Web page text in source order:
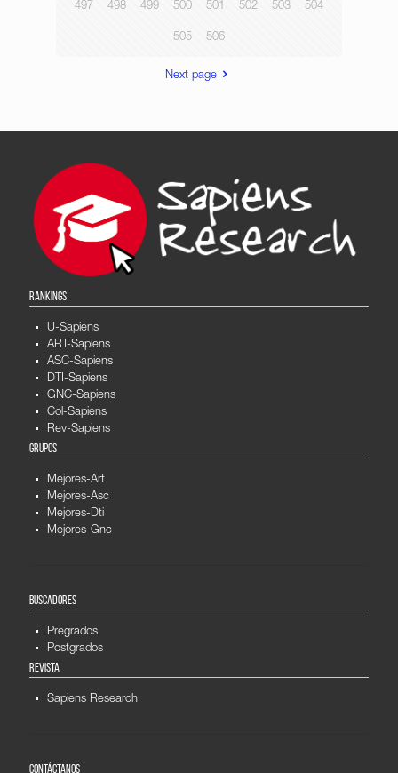
497 498 499 500 501 502 503 504
505 506
Next page
RANKINGS
U-Sapiens
ART-Sapiens
ASC-Sapiens
DTI-Sapiens
GNC-Sapiens
Col-Sapiens
Rev-Sapiens
GRUPOS
Mejores-Art
Mejores-Asc
Mejores-Dti
Mejores-Gnc
BUSCADORES
Pregrados
Postgrados
REVISTA
Sapiens Research
CONTÁCTANOS